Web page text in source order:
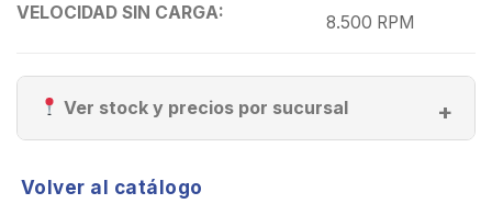
VELOCIDAD SIN CARGA:
8.500 RPM
Ver stock y precios por sucursal
Volver al catálogo